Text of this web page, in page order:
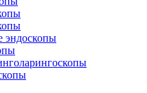
эндоскопы